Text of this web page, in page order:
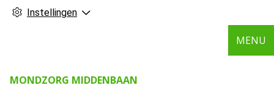
Instellingen
MONDZORG MIDDENBAAN
MENU